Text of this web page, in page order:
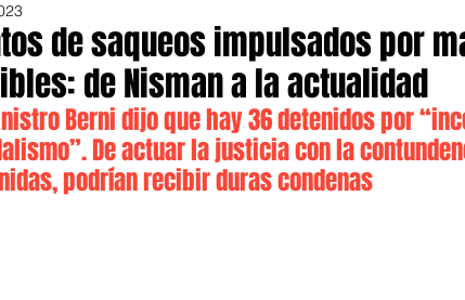
de saqueos impulsados por
de Nisman a la actualidad
Berni dijo que hay 36 detenidos por
De actuar la justicia con la
podrían recibir duras condenas